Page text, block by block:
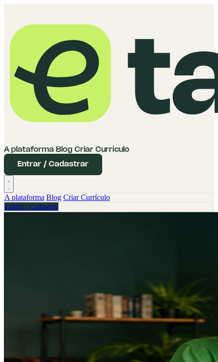
A plataforma Blog Criar Currículo
Entrar / Cadastrar
A plataforma Blog Criar Currículo
Entrar / Cadastrar